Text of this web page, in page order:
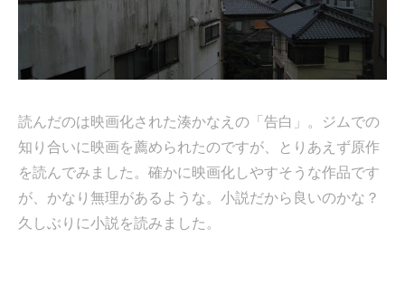
読んだのは映画化された湊かなえの「告白」。ジムでの
知り合いに映画を薦められたのですが、とりあえず原作
を読んでみました。確かに映画化しやすそうな作品です
が、かなり無理があるような。小説だから良いのかな？
久しぶりに小説を読みました。